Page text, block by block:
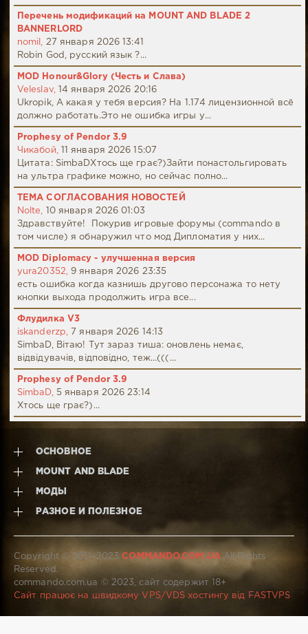
Перечень модификаций на MOUNT AND BLADE 2
BANNERLORD
nomil, 27 января 2026 13:41
Robin God, русский язык ?...
MOD Honour&Glory (Честь и Слава)
Veleslav,
14 января 2026 20:16
Ukropik, А какая у тебя версия? На 1.174 лицензионной всё
должно работать.Это не ошибка игры у...
Prophesy of Pendor 3.9
Чикабой,
11 января 2026 15:07
Цитата: SimbaDХтось ще грає?)Зайти понастольгировать
на ультра графике можно, но сейчас полно...
ТЕМА СОГЛАСОВАНИЯ НОВОСТЕЙ
Nolte,
10 января 2026 01:03
Здравствуйте! Покурив игровые форумы (commando в
том числе) я обнаружил что мод Дипломатия у них...
MOD Diplomacy - улучшенная версия
yura20352, 9 января 2026 23:35
есть ошибка когда казнишь другово персонажа то нету
кнопки выхода продолжить игра все...
Флудилка V3
iskanderzp, 7 января 2026 14:13
SimbaD, Вітаю! Тут зараз тиша: оновлень немає,
відвідувачів, відповідно, теж...(((...
Prophesy of Pendor 3.9
SimbaD, 5 января 2026 23:14
Хтось ще грає?)...
ОСНОВНОЕ
MOUNT AND BLADE
МОДЫ
РАЗНОЕ И ПОЛЕЗНОЕ
Copyright © 2011–2023COMMANDO.COM.UAAll Rights
Reserved.
commando.com.ua © 2023, сайт содержит 18+
Сайт працює на швидкому VPS/VDS хостингу від FASTVPS